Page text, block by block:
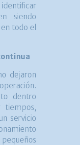
siendo
todo el
dejaron
dentro
tiempos,
servicio